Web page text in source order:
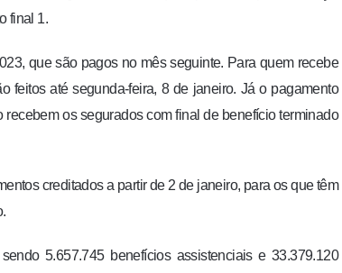
final 1.
que são pagos no mês seguinte. Para quem recebe
feitos até segunda-feira, 8 de janeiro. Já o pagamento
os segurados com final de benefício terminado
creditados a partir de 2 de janeiro, para os que têm
5.657.745 benefícios assistenciais e 33.379.120